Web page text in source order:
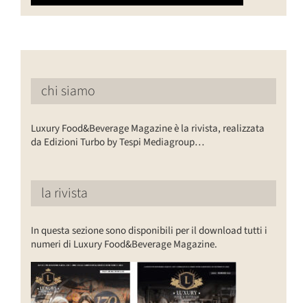
chi siamo
Luxury Food&Beverage Magazine è la rivista, realizzata
da Edizioni Turbo by Tespi Mediagroup…
la rivista
In questa sezione sono disponibili per il download tutti i
numeri di Luxury Food&Beverage Magazine.